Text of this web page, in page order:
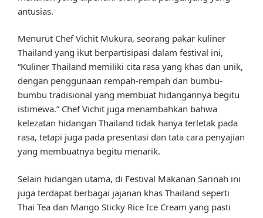
antusias.
Menurut Chef Vichit Mukura, seorang pakar kuliner
Thailand yang ikut berpartisipasi dalam festival ini,
“Kuliner Thailand memiliki cita rasa yang khas dan unik,
dengan penggunaan rempah-rempah dan bumbu-
bumbu tradisional yang membuat hidangannya begitu
istimewa.” Chef Vichit juga menambahkan bahwa
kelezatan hidangan Thailand tidak hanya terletak pada
rasa, tetapi juga pada presentasi dan tata cara penyajian
yang membuatnya begitu menarik.
Selain hidangan utama, di Festival Makanan Sarinah ini
juga terdapat berbagai jajanan khas Thailand seperti
Thai Tea dan Mango Sticky Rice Ice Cream yang pasti